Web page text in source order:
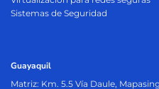
Sistemas de Seguridad
Guayaquil
Matriz: Km. 5.5 Vía Daule,